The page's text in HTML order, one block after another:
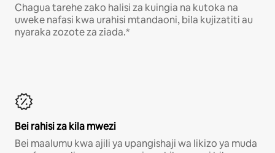
Chagua tarehe zako halisi za kuingia na kutoka na
uweke nafasi kwa urahisi mtandaoni, bila kujizatiti au
nyaraka zozote za ziada.*
Bei rahisi za kila mwezi
Bei maalumu kwa ajili ya upangishaji wa likizo ya muda